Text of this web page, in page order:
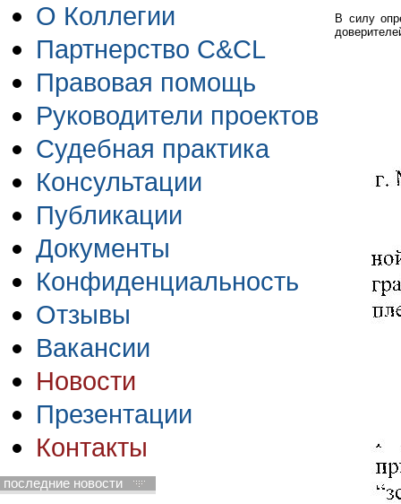
О Коллегии
Партнерство C&CL
Правовая помощь
Руководители проектов
Судебная практика
Консультации
Публикации
Документы
Конфиденциальность
Отзывы
Вакансии
Новости
Презентации
Контакты
последние новости
В силу